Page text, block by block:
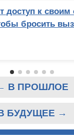
доступ к своим
бросить
В ПРОШЛОЕ
БУДУЩЕЕ →